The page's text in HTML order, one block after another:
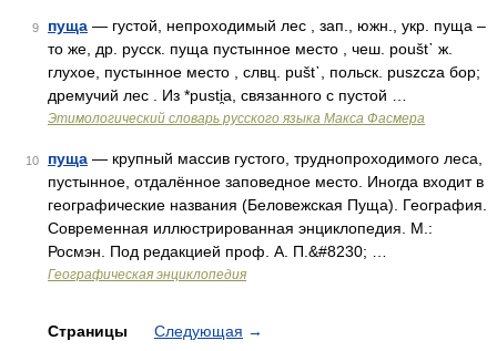
9 пуща — густой, непроходимый лес , зап., южн., укр. пуща –
то же, др. русск. пуща пустынное место , чеш. роušt᾽ ж.
глухое, пустынное место , слвц. рušt᾽, польск. puszcza бор;
дремучий лес . Из *pusti̯a, связанного с пустой …
Этимологический словарь русского языка Макса Фасмера
10 пуща — крупный массив густого, труднопроходимого леса,
пустынное, отдалённое заповедное место. Иногда входит в
географические названия (Беловежская Пуща). География.
Современная иллюстрированная энциклопедия. М.:
Росмэн. Под редакцией проф. А. П.&#8230; …
Географическая энциклопедия
Страницы Следующая →